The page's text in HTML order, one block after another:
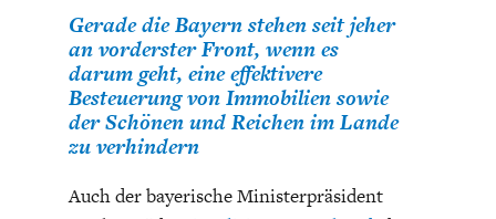
Gerade die Bayern stehen seit jeher
an vorderster Front, wenn es
darum geht, eine effektivere
Besteuerung von Immobilien sowie
der Schönen und Reichen im Lande
zu verhindern
Auch der bayerische Ministerpräsident